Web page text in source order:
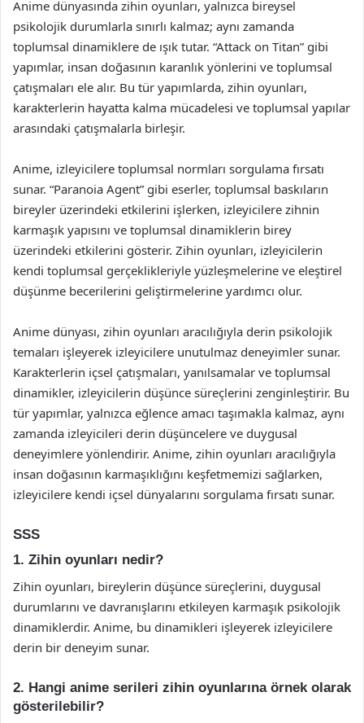
Anime dünyasında zihin oyunları, yalnızca bireysel
psikolojik durumlarla sınırlı kalmaz; aynı zamanda
toplumsal dinamiklere de ışık tutar. “Attack on Titan” gibi
yapımlar, insan doğasının karanlık yönlerini ve toplumsal
çatışmaları ele alır. Bu tür yapımlarda, zihin oyunları,
karakterlerin hayatta kalma mücadelesi ve toplumsal yapılar
arasındaki çatışmalarla birleşir.
Anime, izleyicilere toplumsal normları sorgulama fırsatı
sunar. “Paranoia Agent” gibi eserler, toplumsal baskıların
bireyler üzerindeki etkilerini işlerken, izleyicilere zihnin
karmaşık yapısını ve toplumsal dinamiklerin birey
üzerindeki etkilerini gösterir. Zihin oyunları, izleyicilerin
kendi toplumsal gerçeklikleriyle yüzleşmelerine ve eleştirel
düşünme becerilerini geliştirmelerine yardımcı olur.
Anime dünyası, zihin oyunları aracılığıyla derin psikolojik
temaları işleyerek izleyicilere unutulmaz deneyimler sunar.
Karakterlerin içsel çatışmaları, yanılsamalar ve toplumsal
dinamikler, izleyicilerin düşünce süreçlerini zenginleştirir. Bu
tür yapımlar, yalnızca eğlence amacı taşımakla kalmaz, aynı
zamanda izleyicileri derin düşüncelere ve duygusal
deneyimlere yönlendirir. Anime, zihin oyunları aracılığıyla
insan doğasının karmaşıklığını keşfetmemizi sağlarken,
izleyicilere kendi içsel dünyalarını sorgulama fırsatı sunar.
SSS
1. Zihin oyunları nedir?
Zihin oyunları, bireylerin düşünce süreçlerini, duygusal
durumlarını ve davranışlarını etkileyen karmaşık psikolojik
dinamiklerdir. Anime, bu dinamikleri işleyerek izleyicilere
derin bir deneyim sunar.
2. Hangi anime serileri zihin oyunlarına örnek olarak
gösterilebilir?